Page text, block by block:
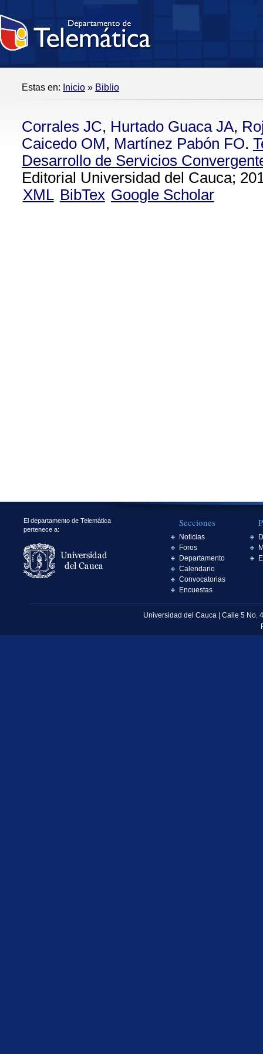
Estas en: Inicio » Biblio
Corrales JC, Hurtado Guaca JA,
Caicedo OM, Martínez Pabón FO.
Desarrollo de Servicios
Editorial Universidad del Cauca;
XML BibTex Google Scholar
El departamento de Telemática
pertenece a:
Secciones
Noticias
Foros
Departamento
Calendario
Convocatorias
Encuestas
Universidad del Cauca | Calle 5 No.